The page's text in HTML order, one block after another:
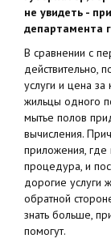
не увидеть -
департамента
В сравнении с
действительно,
услуги и цена за
жильцы одного
мытье полов
вычисления.
приложения, где
процедура, и
дорогие услуги
обратной
знать больше,
помогут.